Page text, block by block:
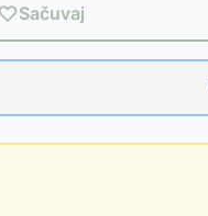
Sačuvaj